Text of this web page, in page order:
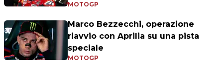
MOTOGP
Marco Bezzecchi, operazione
riavvio con Aprilia su una pista
speciale
MOTOGP